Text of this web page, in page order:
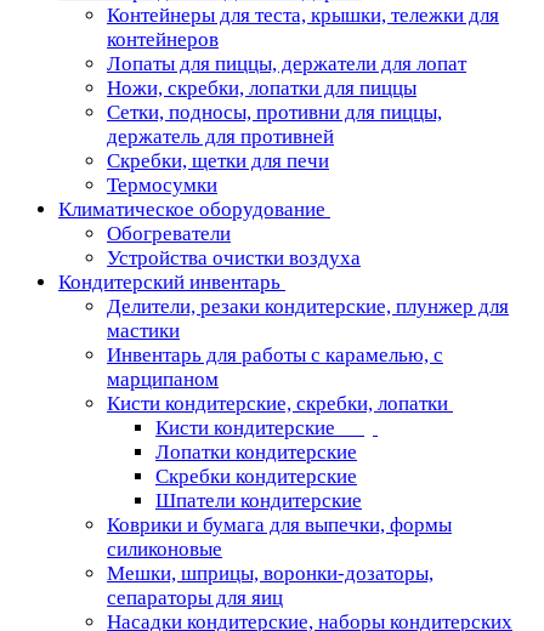
Контейнеры для теста, крышки, тележки для
контейнеров
Лопаты для пиццы, держатели для лопат
Ножи, скребки, лопатки для пиццы
Сетки, подносы, противни для пиццы,
держатель для противней
Скребки, щетки для печи
Термосумки
Климатическое оборудование
Обогреватели
Устройства очистки воздуха
Кондитерский инвентарь
Делители, резаки кондитерские, плунжер для
мастики
Инвентарь для работы с карамелью, с
марципаном
Кисти кондитерские, скребки, лопатки
Кисти кондитерские
Лопатки кондитерские
Скребки кондитерские
Шпатели кондитерские
Коврики и бумага для выпечки, формы
силиконовые
Мешки, шприцы, воронки-дозаторы,
сепараторы для яиц
Насадки кондитерские, наборы кондитерских